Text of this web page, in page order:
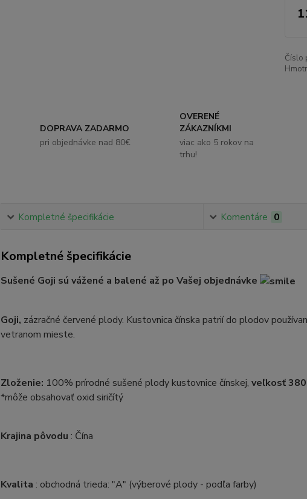
Číslo
DOPRAVA ZADARMO
pri objednávke nad 80€
OVERENÉ
ZÁKAZNÍKMI
viac ako 5 rokov na
trhu!
Kompletné špecifikácie Komentáre 0
Kompletné špecifikácie
Sušené Goji sú vážené a balené až po Vašej objednávke
Goji, zázračné červené plody. Kustovnica čínska patrií do plodov
vetranom mieste.
Zloženie: 100% prírodné sušené plody kustovnice čínskej, veľkosť 380
*môže obsahovať oxid siričítý
Krajina pôvodu : Čína
Kvalita : obchodná trieda: "A" (výberové plody - podľa farby)